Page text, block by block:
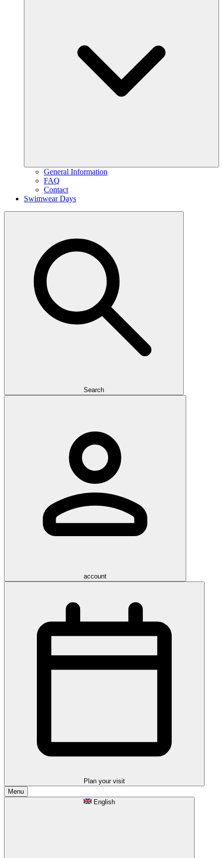
General Information
FAQ
Contact
Swimwear Days
Search
account
Plan your visit
Menu
English